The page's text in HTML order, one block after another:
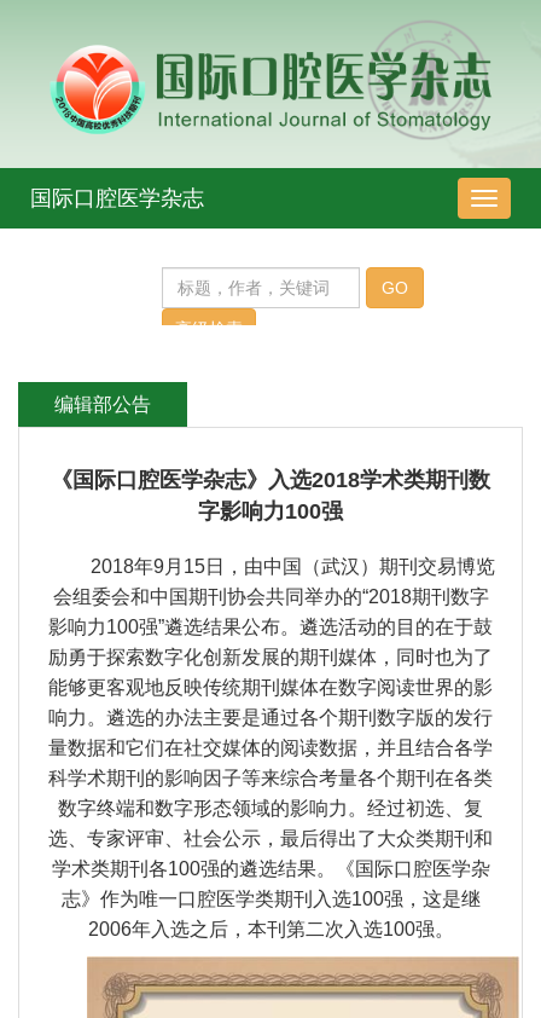
导
航
国际口腔医学杂志
编辑部公告
《国际口腔医学杂志》入选2018学术类期刊数
字影响力100强
2018年9月15日，由中国（武汉）期刊交易博览
会组委会和中国期刊协会共同举办的“2018期刊数字
影响力100强”遴选结果公布。遴选活动的目的在于鼓
励勇于探索数字化创新发展的期刊媒体，同时也为了
能够更客观地反映传统期刊媒体在数字阅读世界的影
响力。遴选的办法主要是通过各个期刊数字版的发行
量数据和它们在社交媒体的阅读数据，并且结合各学
科学术期刊的影响因子等来综合考量各个期刊在各类
数字终端和数字形态领域的影响力。经过初选、复
选、专家评审、社会公示，最后得出了大众类期刊和
学术类期刊各100强的遴选结果。《国际口腔医学杂
志》作为唯一口腔医学类期刊入选100强，这是继
2006年入选之后，本刊第二次入选100强。